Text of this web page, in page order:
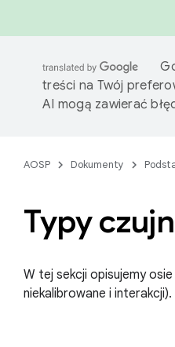
treści na Twój
AI mogą zawierać
AOSP Dokumenty
Typy
W tej sekcji opisujemy
niekalibrowane i interakcji).